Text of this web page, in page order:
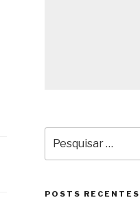
por:
POSTS RECENTES